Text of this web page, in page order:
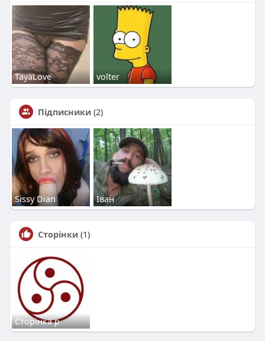
TayaLove volter
Підписники (2)
Sissy Dian Іван
Сторінки (1)
Сторінка р